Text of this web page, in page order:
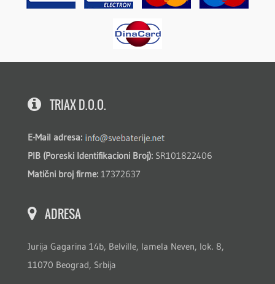
TRIAX D.O.O.
E-Mail adresa:
PIB (Poreski Identifikacioni Broj): SR101822406
Matični broj firme: 17372637
ADRESA
Jurija Gagarina 14b, Belville, lamela Neven, lok. 8,
11070 Beograd, Srbija